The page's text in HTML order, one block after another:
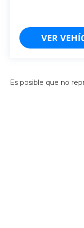
VER
Es posible que no